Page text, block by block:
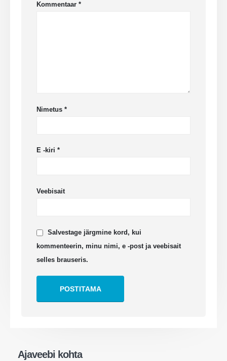
Kommentaar*
Nimetus*
E -kiri*
Veebisait
Salvestage järgmine kord, kui
kommenteerin, minu nimi, e -post ja veebisait
selles brauseris.
Ajaveebi kohta
Võtke meiega ühendust
0086-371-67169097
cece@winsensor.com